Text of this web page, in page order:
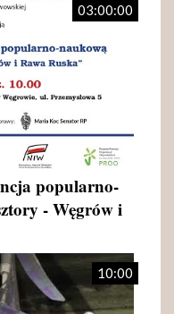
03:00:00
popularno-
- Węgrów i
10:00